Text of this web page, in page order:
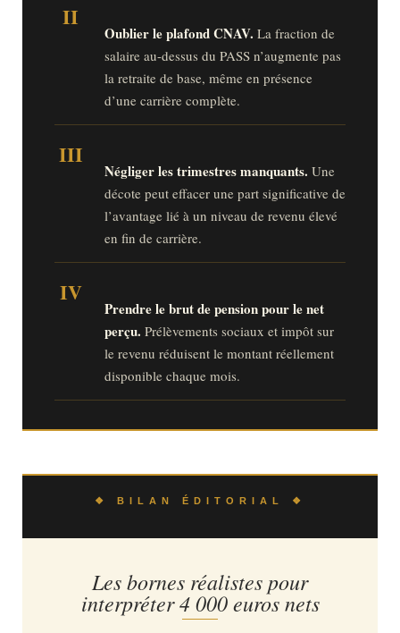
II
Oublier le plafond CNAV. La fraction de
salaire au-dessus du PASS n’augmente pas
la retraite de base, même en présence
d’une carrière complète.
III
Négliger les trimestres manquants. Une
décote peut effacer une part significative de
l’avantage lié à un niveau de revenu élevé
en fin de carrière.
IV
Prendre le brut de pension pour le net
perçu. Prélèvements sociaux et impôt sur
le revenu réduisent le montant réellement
disponible chaque mois.
❖ BILAN ÉDITORIAL ❖
Les bornes réalistes pour
interpréter 4 000 euros nets